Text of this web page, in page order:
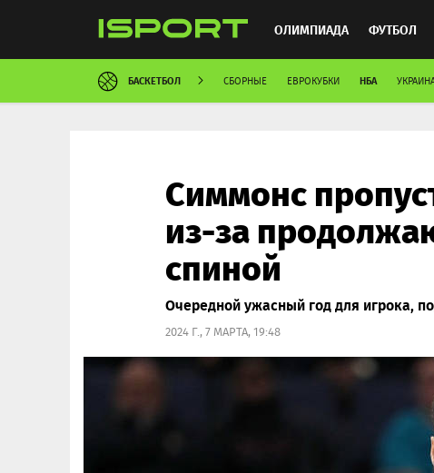
ОЛИМПИАДА ФУТБОЛ
ХОККЕЙ ММА
БАСКЕТБОЛ СБОРНЫЕ ЕВРОКУБКИ НБА
Симмонс
из-за
спиной
Очередной ужасный год для игрока,
2024 Г., 7 МАРТА, 19:48